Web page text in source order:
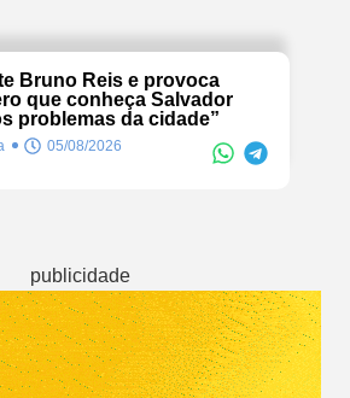
Bruno Reis e provoca
que conheça Salvador
problemas da cidade”
05/08/2026
publicidade